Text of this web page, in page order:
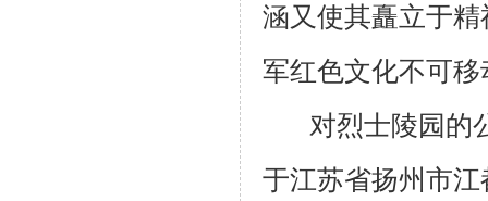
涵又使其矗立于
军红色文化不可
对烈士陵园的
于江苏省扬州市